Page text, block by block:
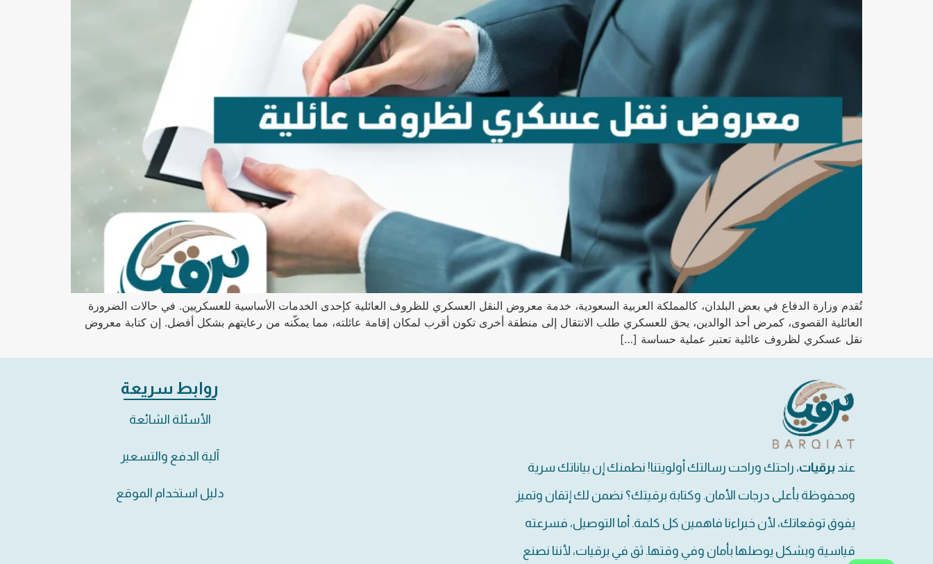
تُقدم وزارة الدفاع في بعض البلدان، كالمملكة العربية السعودية، خدمة معروض النقل العسكري للظروف العائلية كإحدى الخدمات الأساسية للعسكريين. في حالات الضرورة
العائلية القصوى، كمرض أحد الوالدين، يحق للعسكري طلب الانتقال إلى منطقة أخرى تكون أقرب لمكان إقامة عائلته، مما يمكّنه من رعايتهم بشكل أفضل. إن كتابة معروض
نقل عسكري لظروف عائلية تعتبر عملية حساسة […]
عند برقيات، راحتك وراحت رسالتك أولويتنا! نطمنك إن بياناتك سرية
ومحفوظة بأعلى درجات الأمان. وكتابة برقيتك؟ نضمن لك إتقان وتميز
يفوق توقعاتك، لأن خبراءنا فاهمين كل كلمة. أما التوصيل، فسرعته
قياسية وبشكل يوصلها بأمان وفي وقتها. ثق في برقيات، لأننا نصنع
روابط سريعة
الأسئلة الشائعة
آلية الدفع والتسعير
دليل استخدام الموقع